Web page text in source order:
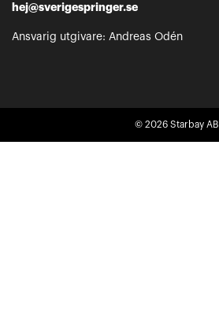
hej@sverigespringer.se
Ansvarig utgivare: Andreas Odén
© 2026 Starbay AB